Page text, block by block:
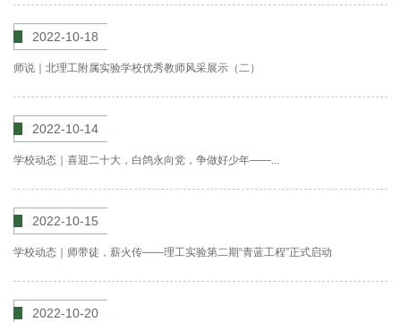
2022-10-18
师说｜北理工附属实验学校优秀教师风采展示（二）
2022-10-14
学校动态｜喜迎二十大，白鸽永向党，争做好少年——...
2022-10-15
学校动态｜师带徒，薪火传——理工实验第二期“青蓝工程”正式启动
2022-10-20